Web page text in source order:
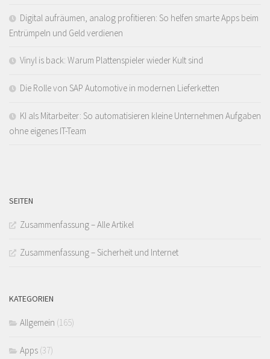
Digital aufräumen, analog profitieren: So helfen smarte Apps beim
Entrümpeln und Geld verdienen
Vinyl is back: Warum Plattenspieler wieder Kult sind
Die Rolle von SAP Automotive in modernen Lieferketten
KI als Mitarbeiter: So automatisieren kleine Unternehmen Aufgaben
ohne eigenes IT-Team
SEITEN
Zusammenfassung – Alle Artikel
Zusammenfassung – Sicherheit und Internet
KATEGORIEN
Allgemein (165)
Apps (37)